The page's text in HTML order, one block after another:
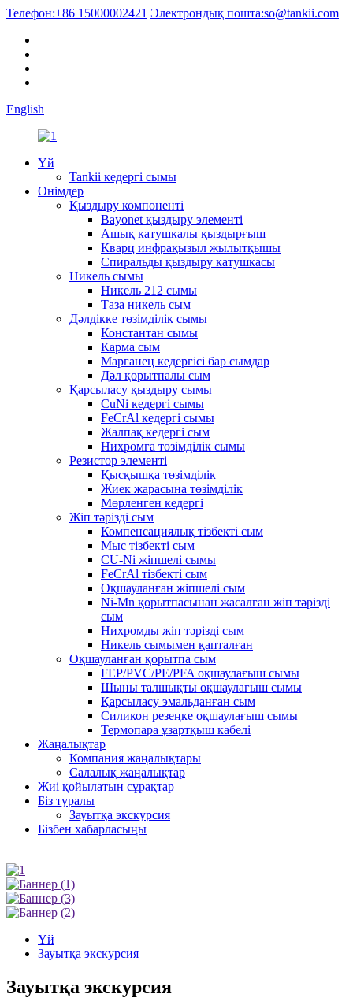
Телефон:+86 15000002421 Электрондық пошта:so@tankii.com
English
Үй
Tankii кедергі сымы
Өнімдер
Қыздыру компоненті
Bayonet қыздыру элементі
Ашық катушкалы қыздырғыш
Кварц инфрақызыл жылытқышы
Спиральды қыздыру катушкасы
Никель сымы
Никель 212 сымы
Таза никель сым
Дәлдікке төзімділік сымы
Константан сымы
Карма сым
Марганец кедергісі бар сымдар
Дәл қорытпалы сым
Қарсыласу қыздыру сымы
CuNi кедергі сымы
FeCrAl кедергі сымы
Жалпақ кедергі сым
Нихромға төзімділік сымы
Резистор элементі
Қысқышқа төзімділік
Жиек жарасына төзімділік
Мөрленген кедергі
Жіп тәрізді сым
Компенсациялық тізбекті сым
Мыс тізбекті сым
CU-Ni жіпшелі сымы
FeCrAl тізбекті сым
Оқшауланған жіпшелі сым
Ni-Mn қорытпасынан жасалған жіп тәрізді
сым
Нихромды жіп тәрізді сым
Никель сымымен қапталған
Оқшауланған қорытпа сым
FEP/PVC/PE/PFA оқшаулағыш сымы
Шыны талшықты оқшаулағыш сымы
Қарсыласу эмальданған сым
Силикон резеңке оқшаулағыш сымы
Термопара ұзартқыш кабелі
Жаңалықтар
Компания жаңалықтары
Салалық жаңалықтар
Жиі қойылатын сұрақтар
Біз туралы
Зауытқа экскурсия
Бізбен хабарласыңы
Үй
Зауытқа экскурсия
Зауытқа экскурсия